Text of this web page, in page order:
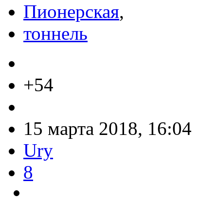
Пионерская,
тоннель
+54
15 марта 2018, 16:04
Ury
8